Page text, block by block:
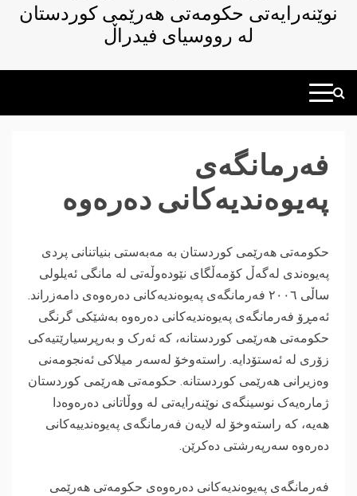
نوێنەرایەتی حکومەتى هەرێمی کوردستان
لە رووسیای فیدراڵ
فەرمانگەى
پەیوەندیەکانى دەرەوە
حکومەتى هەرێمى کوردستان بە مەبەستى بنیاتنانى پردى
پەیوەندى لەگەڵ کۆمەڵگاى نێودەوڵەتى لە مانگى ئەیلولى
ساڵى ٢٠٠٦ فەرمانگەى پەیوەندیەکانى دەرەوەى دامەزراند.
ئەمڕۆ فەرمانگەى پەیوەندیەکانى دەرەوە بەشێکى گرنگى
حکومەتى هەرێمى کوردستانە، کە ئەرک و بەرپرسیارێتیەکى
زۆرى لە ئەستۆدایە. راستەوخۆ لەسەر میلاکی ئەنجومەنی
وەزیرانی هەرێمی کوردستانە. حکومەتى هەرێمى کوردستان
ژمارەیەک نوسینگەى نوێنەرایەتى لە ووڵاتانى دەرەوەدا
هەیە، کە راستەوخۆ لە لایەن فەرمانگەی پەیوەندییەکانی
دەرەوە سەرپەرشتی دەکرێن.
فەرمانگەى پەیوەندیەکانى دەرەوەى حکومەتى هەرێمى